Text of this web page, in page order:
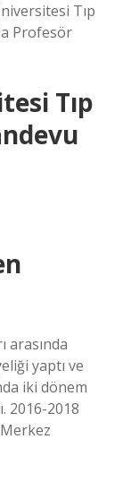
Tıp
Profesör
Tıp
arasında
yaptı ve
iki dönem
2016-2018